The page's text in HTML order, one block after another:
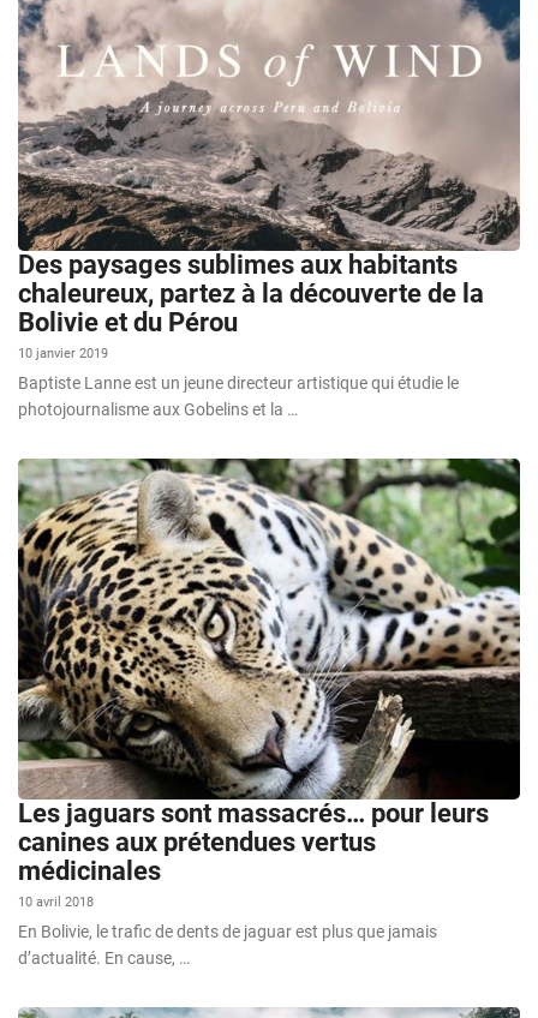
Des paysages sublimes aux habitants
chaleureux, partez à la découverte de la
Bolivie et du Pérou
10 janvier 2019
Baptiste Lanne est un jeune directeur artistique qui étudie le
photojournalisme aux Gobelins et la …
Les jaguars sont massacrés… pour leurs
canines aux prétendues vertus
médicinales
10 avril 2018
En Bolivie, le trafic de dents de jaguar est plus que jamais
d’actualité. En cause, …